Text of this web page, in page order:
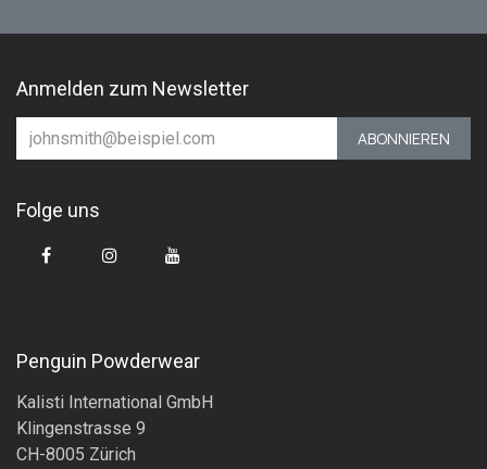
Anmelden zum Newsletter
ABONNIEREN
Folge uns
Penguin Powderwear
Kalisti International GmbH
Klingenstrasse 9
CH-8005 Zürich